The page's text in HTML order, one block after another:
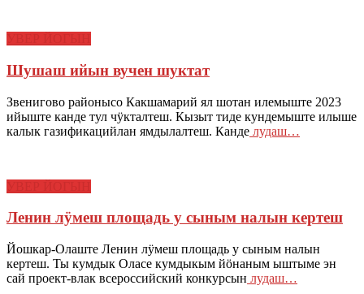
Шушаш ийын вучен шуктат
Звенигово районысо Какшамарий ял шотан илемыште 2023
ийыште канде тул чӱкталтеш. Кызыт тиде кундемыште илыше
калык газификацийлан ямдылалтеш. Канде лудаш…
Ленин лӱмеш площадь у сыным налын кертеш
Йошкар-Олаште Ленин лӱмеш площадь у сыным налын
кертеш. Ты кумдык Оласе кумдыкым йӧнаным ыштыме эн
сай проект-влак всероссийский конкурсын лудаш…